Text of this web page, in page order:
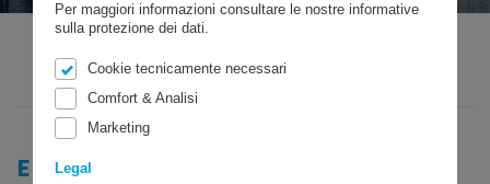
Per maggiori informazioni consultare le nostre informative
sulla protezione dei dati.
Cookie tecnicamente necessari
Comfort & Analisi
Marketing
Legal
SCHNORR GMBH
ENGINEERING